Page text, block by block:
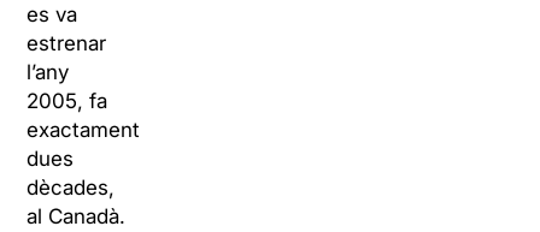
es va
estrenar
l’any
2005, fa
exactament
dues
dècades,
al Canadà.